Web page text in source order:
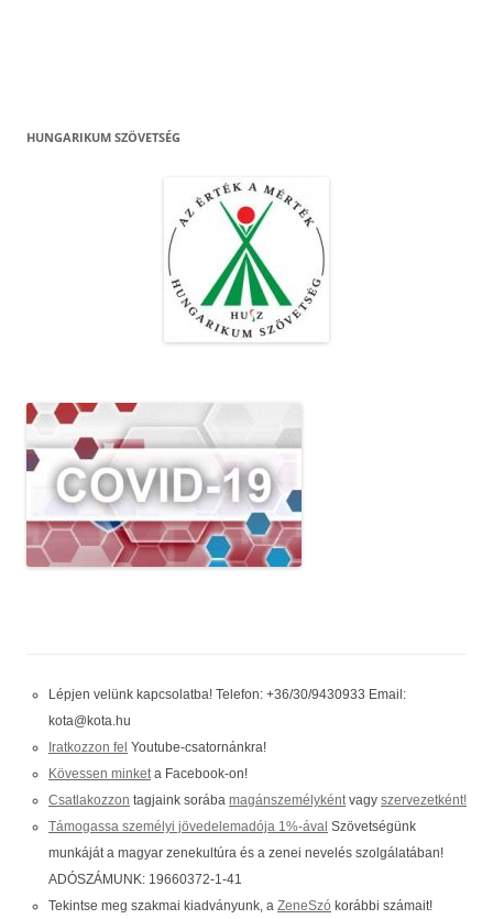
HUNGARIKUM SZÖVETSÉG
Lépjen velünk kapcsolatba! Telefon: +36/30/9430933 Email:
kota@kota.hu
Iratkozzon fel Youtube-csatornánkra!
Kövessen minketa Facebook-on!
Csatlakozzon tagjaink sorába magánszemélykéntvagy szervezetként!
Támogassa személyi jövedelemadója 1%-ával Szövetségünk
munkáját a magyar zenekultúra és a zenei nevelés szolgálatában!
ADÓSZÁMUNK: 19660372-1-41
Tekintse meg szakmai kiadványunk, a ZeneSzó korábbi számait!